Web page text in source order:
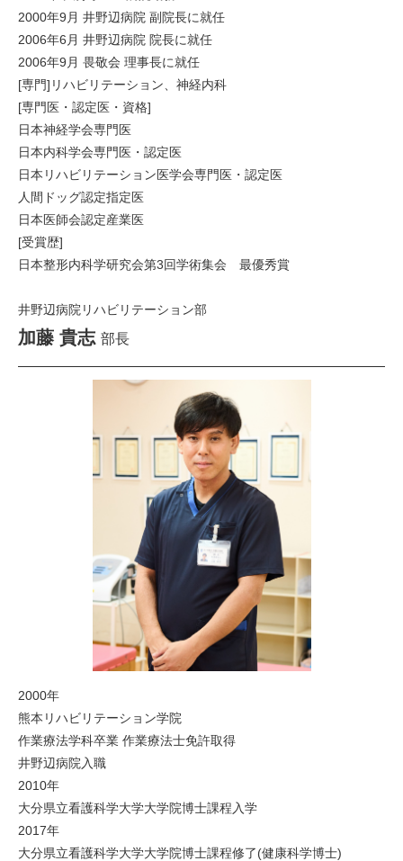
2000年9月 井野辺病院 副院長に就任
2006年6月 井野辺病院 院長に就任
2006年9月 畏敬会 理事長に就任
[専門]リハビリテーション、神経内科
[専門医・認定医・資格]
日本神経学会専門医
日本内科学会専門医・認定医
日本リハビリテーション医学会専門医・認定医
人間ドッグ認定指定医
日本医師会認定産業医
[受賞歴]
日本整形内科学研究会第3回学術集会 最優秀賞
井野辺病院リハビリテーション部
加藤 貴志 部長
2000年
熊本リハビリテーション学院
作業療法学科卒業 作業療法士免許取得
井野辺病院入職
2010年
大分県立看護科学大学大学院博士課程入学
2017年
大分県立看護科学大学大学院博士課程修了(健康科学博士)